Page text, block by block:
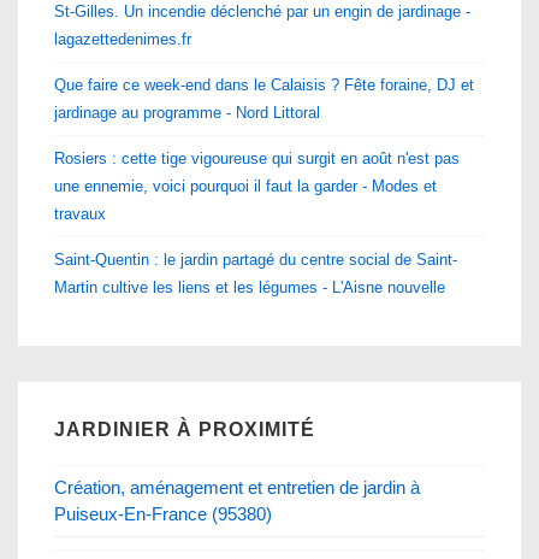
St-Gilles. Un incendie déclenché par un engin de jardinage -
lagazettedenimes.fr
Que faire ce week-end dans le Calaisis ? Fête foraine, DJ et
jardinage au programme - Nord Littoral
Rosiers : cette tige vigoureuse qui surgit en août n'est pas
une ennemie, voici pourquoi il faut la garder - Modes et
travaux
Saint-Quentin : le jardin partagé du centre social de Saint-
Martin cultive les liens et les légumes - L'Aisne nouvelle
JARDINIER À PROXIMITÉ
Création, aménagement et entretien de jardin à
Puiseux-En-France (95380)